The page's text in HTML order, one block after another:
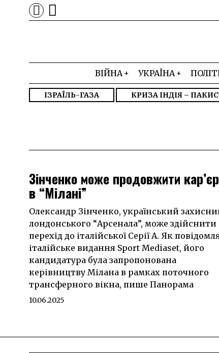
ВІЙНА УКРАЇНА
ІЗРАЇЛЬ-ГАЗА КРИЗА ІНДІЯ –
Зінченко може продовжити
в “Мілані”
Олександр Зінченко, український
лондонського “Арсенала”, може здійснити
перехід до італійської Серії А. Як
італійське видання Sport Mediaset, його
кандидатура була запропонована
керівництву Мілана в рамках поточного
трансферного вікна, пише Панорама
10.06.2025